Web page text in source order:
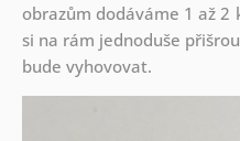
obrazům dodáváme 1 až 2
si na rám jednoduše
bude vyhovovat.